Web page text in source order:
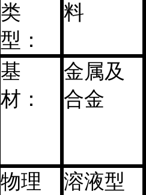
类
型：
料
基
材：
金属及
合金
物理
溶液型